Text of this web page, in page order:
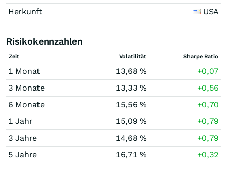
Herkunft
USA
Risikokennzahlen
Zeit Volatilität Sharpe Ratio
1 Monat 13,68 %
+0,07
3 Monate
13,33 %
+0,56
6 Monate
15,56 %
+0,70
1 Jahr
15,09 %
+0,79
3 Jahre
14,68 %
+0,79
5 Jahre
16,71 % +0,32